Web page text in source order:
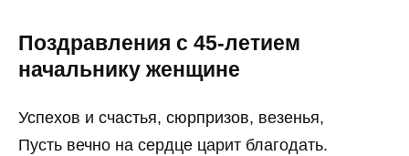
Поздравления с 45-летием
начальнику женщине
Успехов и счастья, сюрпризов, везенья,
Пусть вечно на сердце царит благодать.